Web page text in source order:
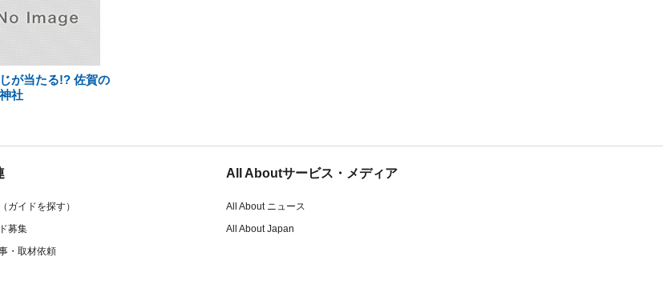
が当たる!? 佐賀の
社
ガイドを探す）
募集
・取材依頼
All Aboutサービス・メディア
All About ニュース
All About Japan